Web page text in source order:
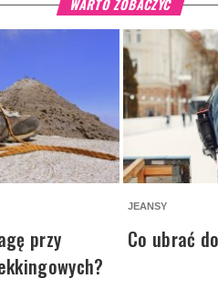
WARTO ZOBACZYĆ
przy
JEANSY
Co ubrać